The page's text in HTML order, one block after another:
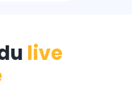
live